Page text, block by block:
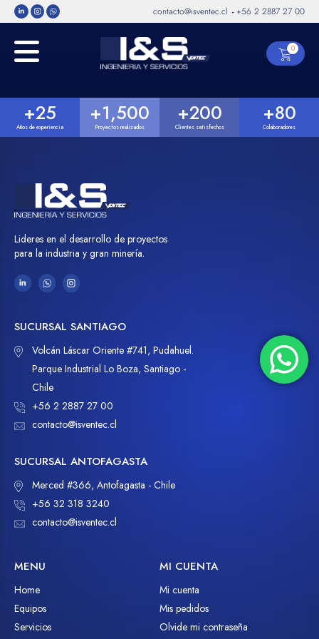
contacto@isventec.cl - +56 2 2887 27 00
0
Años de experiencia
+25
Proyectos realizados
+1,500
Clientes satisfechos
+200
Colaboradores
+80
Lideres en el desarrollo de proyectos
para la industria y gran minería.
SUCURSAL SANTIAGO
Volcán Láscar Oriente #741, Pudahuel.
Parque Industrial Lo Boza, Santiago -
Chile
+56 2 2887 27 00
contacto@isventec.cl
SUCURSAL ANTOFAGASTA
Merced #366, Antofagasta - Chile
+56 32 318 3240
contacto@isventec.cl
MENU
Home
Equipos
Servicios
MI CUENTA
Mi cuenta
Mis pedidos
Olvide mi contraseña